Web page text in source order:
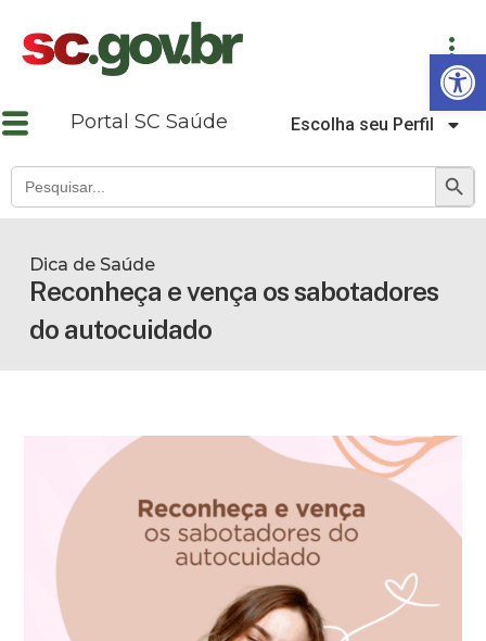
Abrir a barra de ferramentas
Portal SC Saúde Escolha seu Perfil
Search
for:
SEARCH
Reconheça e vença os sabotadores
do autocuidado
Dica de Saúde